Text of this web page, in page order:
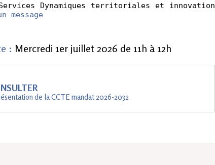
Dynamiques territoriales et innovation
message
: Mercredi 1er juillet 2026 de 11h à 12h
de la CCTE mandat 2026-2032